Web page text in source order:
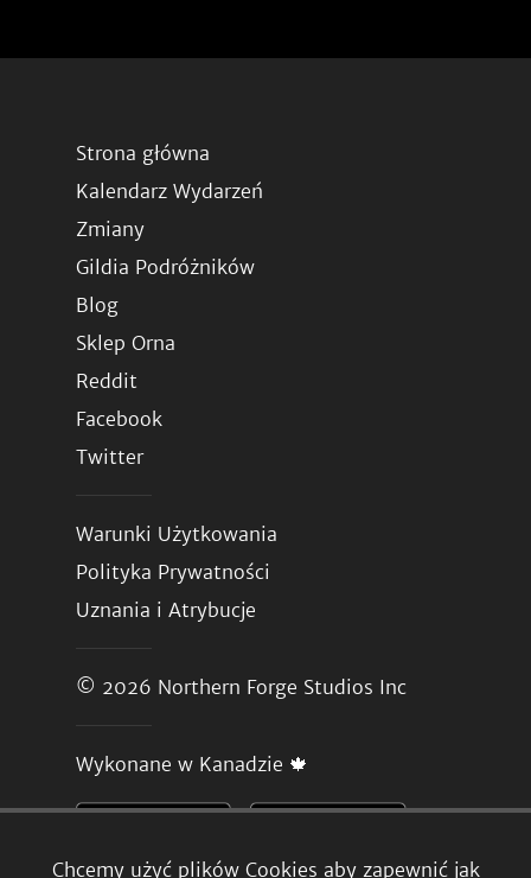
Chcemy użyć plików Cookies aby zapewnić jak
Strona główna
Kalendarz Wydarzeń
Zmiany
Gildia Podróżników
Blog
Sklep Orna
Reddit
Facebook
Twitter
Warunki Użytkowania
Polityka Prywatności
Uznania i Atrybucje
© 2026 Northern Forge Studios Inc
Wykonane w Kanadzie 🍁